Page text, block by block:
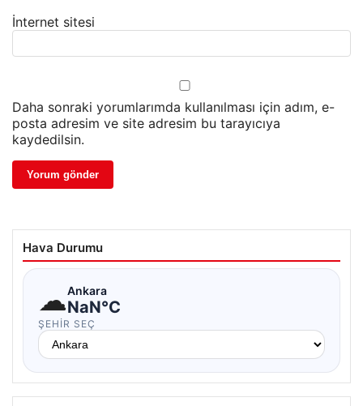
İnternet sitesi
Daha sonraki yorumlarımda kullanılması için adım, e-
posta adresim ve site adresim bu tarayıcıya
kaydedilsin.
Hava Durumu
☁Ankara
NaN°C
ŞEHIR SEÇ